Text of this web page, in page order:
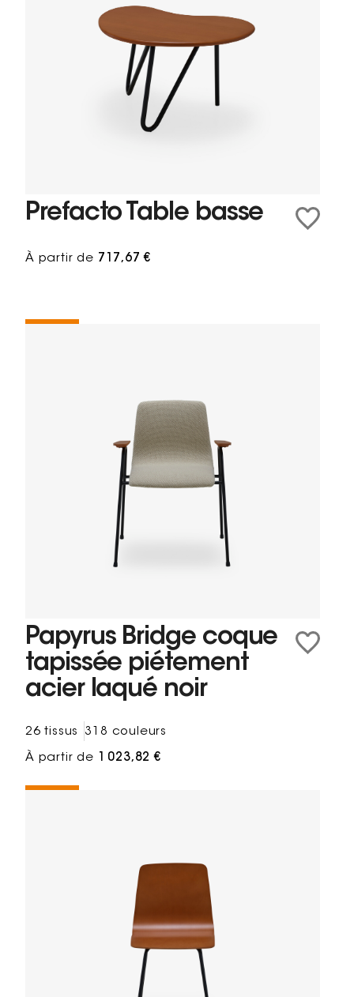
Prefacto Table basse
À partir de 717,67 €
Papyrus Bridge coque
tapissée piétement
acier laqué noir
26 tissus 318 couleurs
À partir de 1 023,82 €